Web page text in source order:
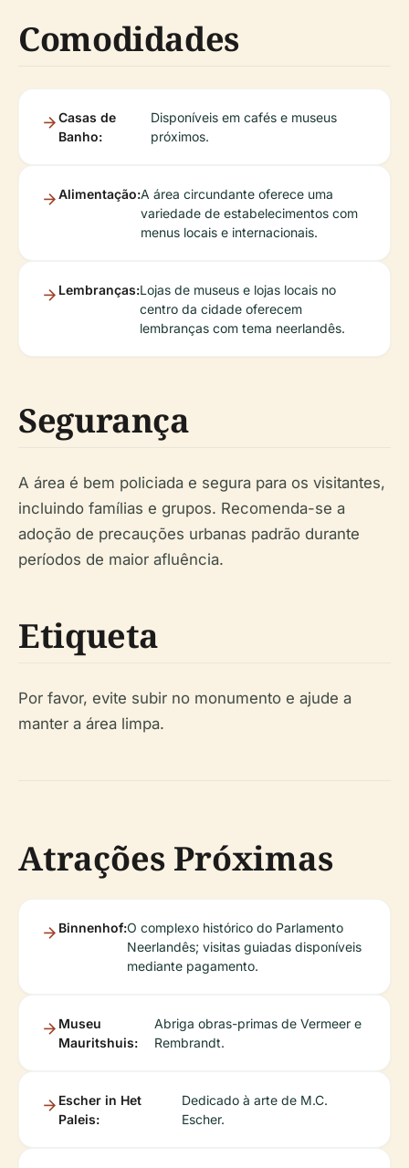
Comodidades
Casas de
Banho:
Disponíveis em cafés e museus
próximos.
Alimentação:A área circundante oferece uma
variedade de estabelecimentos com
menus locais e internacionais.
Lembranças:Lojas de museus e lojas locais no
centro da cidade oferecem
lembranças com tema neerlandês.
Segurança
A área é bem policiada e segura para os visitantes,
incluindo famílias e grupos. Recomenda-se a
adoção de precauções urbanas padrão durante
períodos de maior afluência.
Etiqueta
Por favor, evite subir no monumento e ajude a
manter a área limpa.
Atrações Próximas
Binnenhof:O complexo histórico do Parlamento
Neerlandês; visitas guiadas disponíveis
mediante pagamento.
Museu
Mauritshuis:
Abriga obras-primas de Vermeer e
Rembrandt.
Escher in Het
Paleis:
Dedicado à arte de M.C.
Escher.